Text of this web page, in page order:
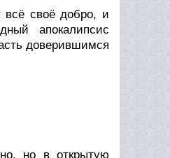
своё добро, и
апокалипсис
доверившимся
но в открытую